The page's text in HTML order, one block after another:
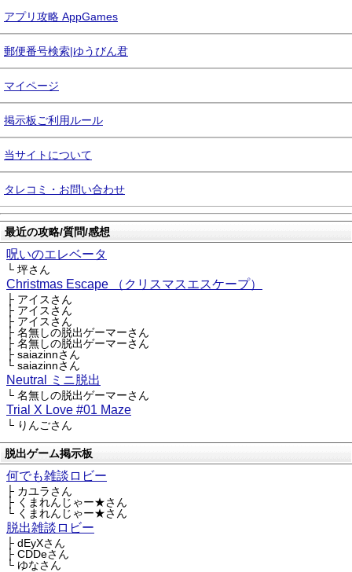
アプリ攻略 AppGames
郵便番号検索|ゆうびん君
マイページ
掲示板ご利用ルール
当サイトについて
タレコミ・お問い合わせ
最近の攻略/質問/感想
呪いのエレベータ
└ 坪さん
Christmas Escape （クリスマスエスケープ）
├ アイスさん
├ アイスさん
├ アイスさん
├ 名無しの脱出ゲーマーさん
├ 名無しの脱出ゲーマーさん
├ saiazinnさん
└ saiazinnさん
Neutral ミニ脱出
└ 名無しの脱出ゲーマーさん
Trial X Love #01 Maze
└ りんごさん
脱出ゲーム掲示板
何でも雑談ロビー
├ カユラさん
├ くまれんじゃー★さん
└ くまれんじゃー★さん
脱出雑談ロビー
├ dEyXさん
├ CDDeさん
└ ゆなさん